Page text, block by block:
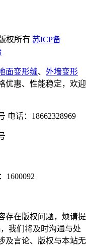
权所有 苏ICP备
面变形缝、 外墙变形
优惠、性能稳定，欢迎
电话：18662328969
1600092
存在版权问题，烦请提
我们将及时沟通与处
及言论、版权与本站无